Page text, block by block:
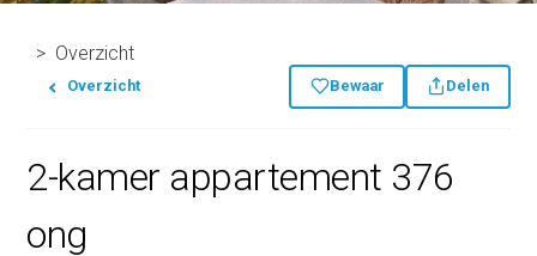
Overzicht
Overzicht Bewaar Delen
2-kamer appartement 376
ong